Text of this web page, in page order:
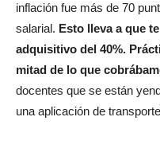
inflación fue más de 70
salarial. Esto lleva a que
adquisitivo del 40%.
mitad de lo que
docentes que se están
una aplicación de